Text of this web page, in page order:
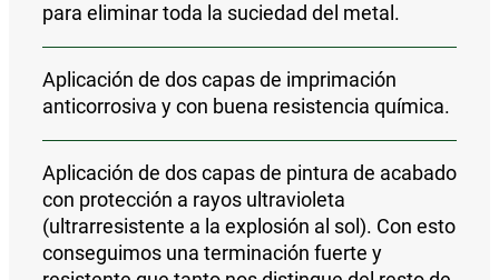
para eliminar toda la suciedad del metal.
Aplicación de dos capas de imprimación
anticorrosiva y con buena resistencia química.
Aplicación de dos capas de pintura de acabado
con protección a rayos ultravioleta
(ultrarresistente a la explosión al sol). Con esto
conseguimos una terminación fuerte y